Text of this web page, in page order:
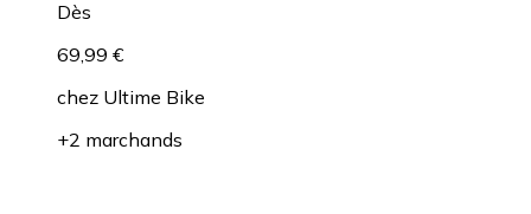
Dès
69,99 €
chez Ultime Bike
+2 marchands